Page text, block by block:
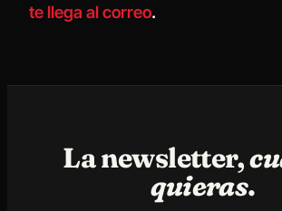
te llega al correo.
La newsletter,
quieras.